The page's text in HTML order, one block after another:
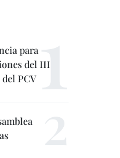
para
del III
PCV